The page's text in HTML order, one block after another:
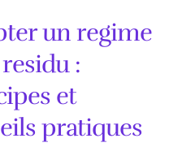
un regime
:
et
pratiques